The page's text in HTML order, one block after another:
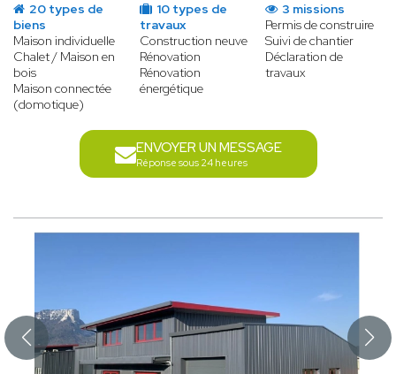
20 types de
biens
Maison individuelle
Chalet / Maison en
bois
Maison connectée
(domotique)
10 types de
travaux
Construction neuve
Rénovation
Rénovation
énergétique
3 missions
Permis de construire
Suivi de chantier
Déclaration de
travaux
ENVOYER UN MESSAGE
Réponse sous 24 heures